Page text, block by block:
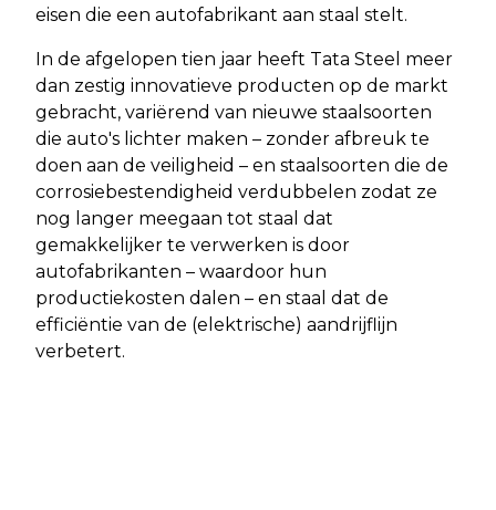
eisen die een autofabrikant aan staal stelt.
In de afgelopen tien jaar heeft Tata Steel meer
dan zestig innovatieve producten op de markt
gebracht, variërend van nieuwe staalsoorten
die auto's lichter maken – zonder afbreuk te
doen aan de veiligheid – en staalsoorten die de
corrosiebestendigheid verdubbelen zodat ze
nog langer meegaan tot staal dat
gemakkelijker te verwerken is door
autofabrikanten – waardoor hun
productiekosten dalen – en staal dat de
efficiëntie van de (elektrische) aandrijflijn
verbetert.